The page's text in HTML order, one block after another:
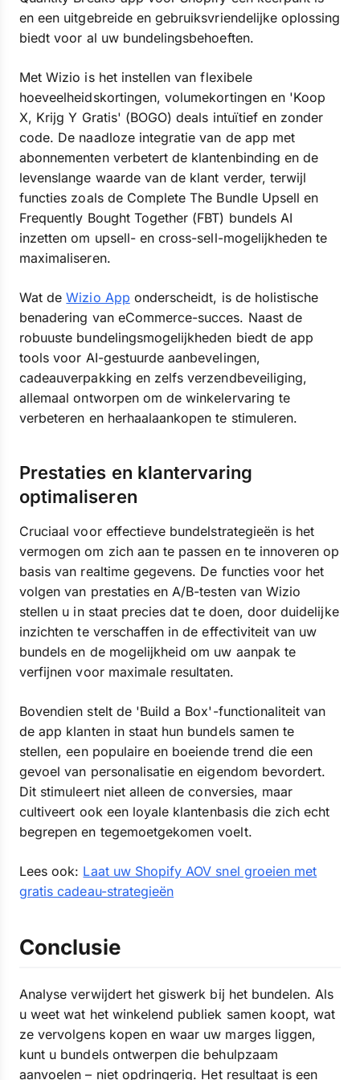
en een uitgebreide en gebruiksvriendelijke oplossing
biedt voor al uw bundelingsbehoeften.
Met Wizio is het instellen van flexibele
hoeveelheidskortingen, volumekortingen en 'Koop
X, Krijg Y Gratis' (BOGO) deals intuïtief en zonder
code. De naadloze integratie van de app met
abonnementen verbetert de klantenbinding en de
levenslange waarde van de klant verder, terwijl
functies zoals de Complete The Bundle Upsell en
Frequently Bought Together (FBT) bundels AI
inzetten om upsell- en cross-sell-mogelijkheden te
maximaliseren.
Wat deWizio App onderscheidt, is de holistische
benadering van eCommerce-succes. Naast de
robuuste bundelingsmogelijkheden biedt de app
tools voor AI-gestuurde aanbevelingen,
cadeauverpakking en zelfs verzendbeveiliging,
allemaal ontworpen om de winkelervaring te
verbeteren en herhaalaankopen te stimuleren.
Prestaties en klantervaring
optimaliseren
Cruciaal voor effectieve bundelstrategieën is het
vermogen om zich aan te passen en te innoveren op
basis van realtime gegevens. De functies voor het
volgen van prestaties en A/B-testen van Wizio
stellen u in staat precies dat te doen, door duidelijke
inzichten te verschaffen in de effectiviteit van uw
bundels en de mogelijkheid om uw aanpak te
verfijnen voor maximale resultaten.
Bovendien stelt de 'Build a Box'-functionaliteit van
de app klanten in staat hun bundels samen te
stellen, een populaire en boeiende trend die een
gevoel van personalisatie en eigendom bevordert.
Dit stimuleert niet alleen de conversies, maar
cultiveert ook een loyale klantenbasis die zich echt
begrepen en tegemoetgekomen voelt.
Lees ook: Laat uw Shopify AOV snel groeien met
gratis cadeau-strategieën
Conclusie
Analyse verwijdert het giswerk bij het bundelen. Als
u weet wat het winkelend publiek samen koopt, wat
ze vervolgens kopen en waar uw marges liggen,
kunt u bundels ontwerpen die behulpzaam
aanvoelen – niet opdringerig. Het resultaat is een